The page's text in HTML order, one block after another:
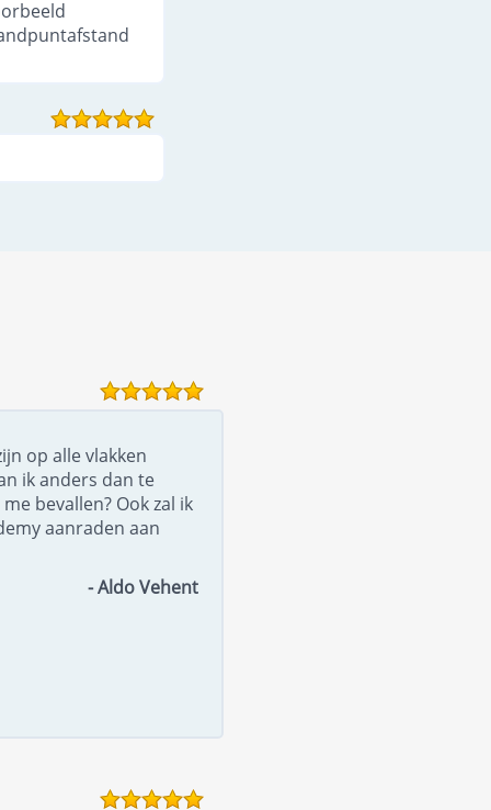
op alle vlakken
ik anders dan te
bevallen? Ook zal ik
aanraden aan
- Aldo Vehent